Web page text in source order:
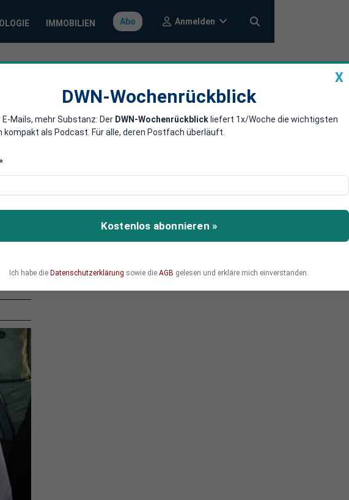
IMMOBILIEN Abo Anmelden
der Berliner
die anderen K-Fragen. Wird aus
Hut in den Ring? Und was
X
DWN-Wochenrückblick
E-Mails, mehr Substanz: Der DWN-Wochenrückblick liefert 1x/Woche die wichtigsten
kompakt als Podcast. Für alle, deren Postfach überläuft.
Kostenlos abonnieren »
Ich habe die Datenschutzerklärung sowie die AGB gelesen und erkläre mich einverstanden.